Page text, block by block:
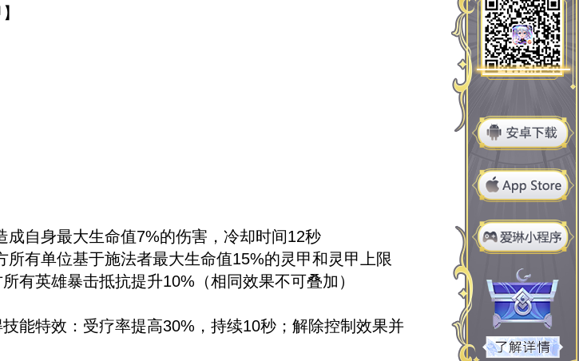
自身最大生命值7%的伤害，冷却时间12秒
有单位基于施法者最大生命值15%的灵甲和灵甲上限
有英雄暴击抵抗提升10%（相同效果不可叠加）
能特效：受疗率提高30%，持续10秒；解除控制效果并